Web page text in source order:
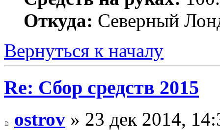
Откуда: Северный
Вернуться к началу
Re: Сбор средств 2015
ostrov » 23 дек 2014,